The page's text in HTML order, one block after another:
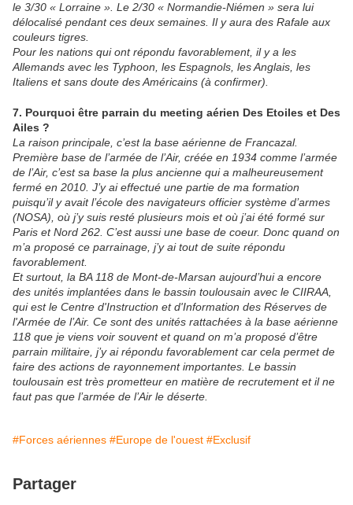
le 3/30 « Lorraine ». Le 2/30 « Normandie-Niémen » sera lui
délocalisé pendant ces deux semaines. Il y aura des Rafale aux
couleurs tigres.
Pour les nations qui ont répondu favorablement, il y a les
Allemands avec les Typhoon, les Espagnols, les Anglais, les
Italiens et sans doute des Américains (à confirmer).
7. Pourquoi être parrain du meeting aérien Des Etoiles et Des
Ailes ?
La raison principale, c’est la base aérienne de Francazal.
Première base de l’armée de l’Air, créée en 1934 comme l’armée
de l’Air, c’est sa base la plus ancienne qui a malheureusement
fermé en 2010. J’y ai effectué une partie de ma formation
puisqu’il y avait l’école des navigateurs officier système d’armes
(NOSA), où j’y suis resté plusieurs mois et où j’ai été formé sur
Paris et Nord 262. C’est aussi une base de coeur. Donc quand on
m’a proposé ce parrainage, j’y ai tout de suite répondu
favorablement.
Et surtout, la BA 118 de Mont-de-Marsan aujourd’hui a encore
des unités implantées dans le bassin toulousain avec le CIIRAA,
qui est le Centre d'Instruction et d'Information des Réserves de
l'Armée de l’Air. Ce sont des unités rattachées à la base aérienne
118 que je viens voir souvent et quand on m’a proposé d’être
parrain militaire, j’y ai répondu favorablement car cela permet de
faire des actions de rayonnement importantes. Le bassin
toulousain est très prometteur en matière de recrutement et il ne
faut pas que l’armée de l’Air le déserte.
#Forces aériennes #Europe de l'ouest #Exclusif
Partager